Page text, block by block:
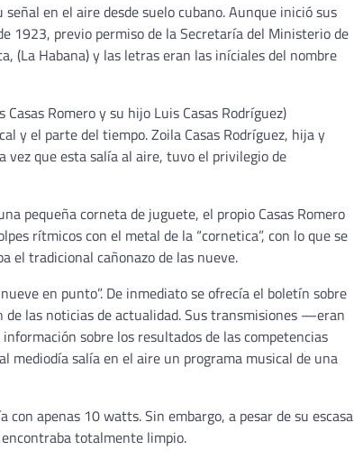
en el aire desde suelo cubano. Aunque inició sus
1923, previo permiso de la Secretaría del Ministerio de
(La Habana) y las letras eran las iníciales del nombre
Romero y su hijo Luis Casas Rodríguez)
y el parte del tiempo. Zoila Casas Rodríguez, hija y
que esta salía al aire, tuvo el privilegio de
pequeña corneta de juguete, el propio Casas Romero
rítmicos con el metal de la “cornetica”, con lo que se
el tradicional cañonazo de las nueve.
en punto”. De inmediato se ofrecía el boletín sobre
las noticias de actualidad. Sus transmisiones —eran
sobre los resultados de las competencias
mediodía salía en el aire un programa musical de una
apenas 10 watts. Sin embargo, a pesar de su escasa
totalmente limpio.